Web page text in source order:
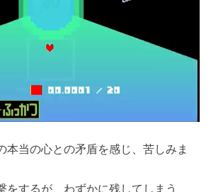
本当の心との矛盾を感じ、苦しみま
をするが、わずかに残してしまう、